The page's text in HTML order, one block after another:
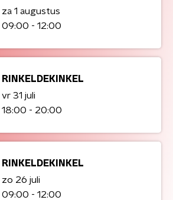
za 1 augustus
09:00 - 12:00
RINKELDEKINKEL
vr 31 juli
18:00 - 20:00
RINKELDEKINKEL
zo 26 juli
09:00 - 12:00